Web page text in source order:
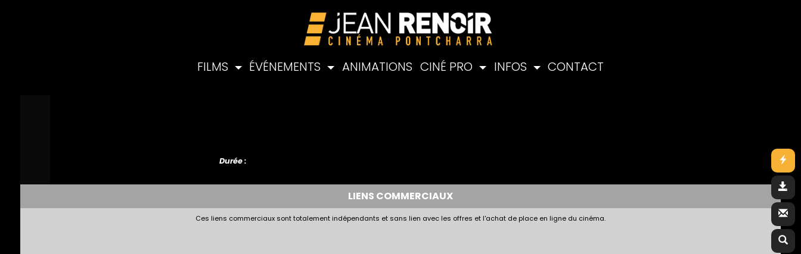
FILMS ÉVÉNEMENTS ANIMATIONS CINÉ PRO INFOS CONTACT
Durée :
LIENS COMMERCIAUX
Ces liens commerciaux sont totalement indépendants et sans lien avec les offres et l'achat de place en ligne du cinéma.